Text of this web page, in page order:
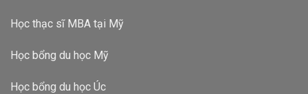
Học thạc sĩ MBA tại Mỹ
Học bổng du học Mỹ
Học bổng du học Úc